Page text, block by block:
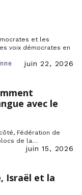
et les
voix démocrates en
juin 22, 2026
avec le
Fédération de
de la…
juin 15, 2026
Israël et la